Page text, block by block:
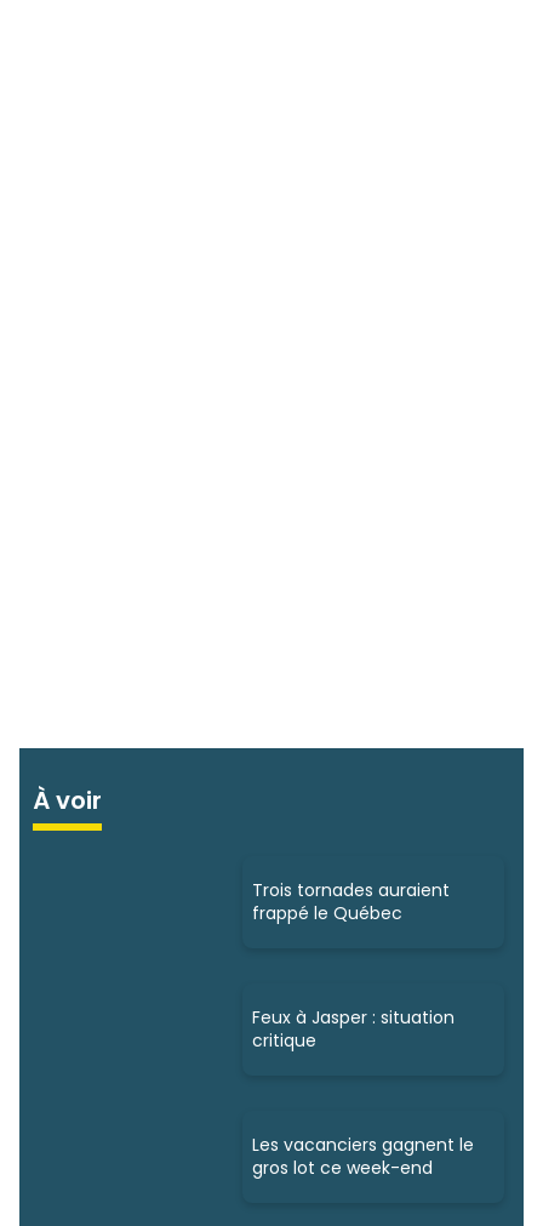
À voir
Trois tornades auraient
frappé le Québec
Feux à Jasper : situation
critique
Les vacanciers gagnent le
gros lot ce week-end